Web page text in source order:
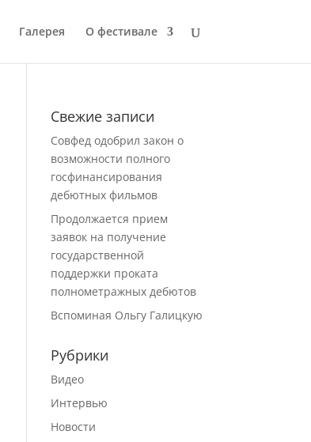
Галерея О фестивале
Свежие записи
Совфед одобрил закон о
возможности полного
госфинансирования
дебютных фильмов
Продолжается прием
заявок на получение
государственной
поддержки проката
полнометражных дебютов
Вспоминая Ольгу Галицкую
Рубрики
Видео
Интервью
Новости